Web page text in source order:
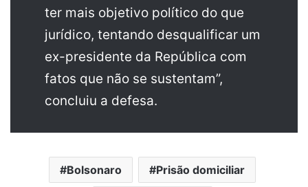
ter mais objetivo político do que
jurídico, tentando desqualificar um
ex-presidente da República com
fatos que não se sustentam”,
concluiu a defesa.
Bolsonaro Prisão domiciliar